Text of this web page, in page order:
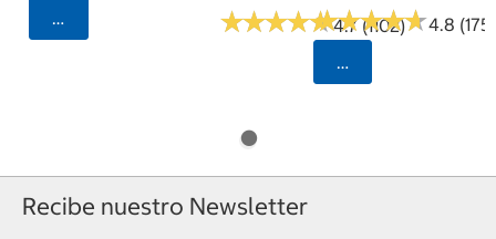
Seleccionar Código Postal
★★★★★
★★★★★4.7 (1102)
★★★★★
★★★★★4.8 (175)
Seleccionar
Recibe nuestro Newsletter